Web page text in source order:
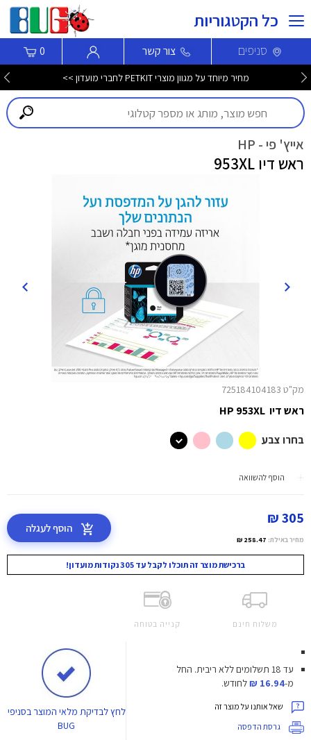
כל הקטגוריות
סניפים צור קשר 0
מחיר מיוחד על מגוון מוצרי PETKIT לחברי מועדון >>
אייץ' פי - HP
ראש דיו 953XL
מק"ט 725184104183
ראש דיו HP 953XL
בחרו צבע
הוסף להשוואה
305 ₪
מחיר באילת: 258.47 ₪
הוסף לעגלה
ברכישת מוצר זה תוכלו לקבל עד 305 נקודות מועדון!
משלוח חינם קנייה בטוחה
עד 18 תשלומים ללא ריבית.
החל
מ-16.94 ₪ לחודש.
שאל אותנו על מוצר זה
גרסת הדפסה
לחץלבדיקת מלאי המוצר בסניפי
BUG